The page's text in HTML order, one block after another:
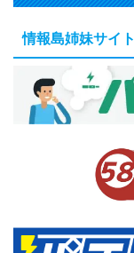
情報島姉妹サイト